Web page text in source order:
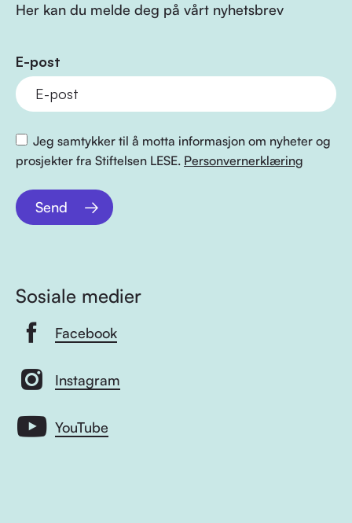
Her kan du melde deg på vårt nyhetsbrev
E-post
Jeg samtykker til å motta informasjon om nyheter og
prosjekter fra Stiftelsen LESE. Personvernerklæring
Send
Sosiale medier
Facebook
Instagram
YouTube